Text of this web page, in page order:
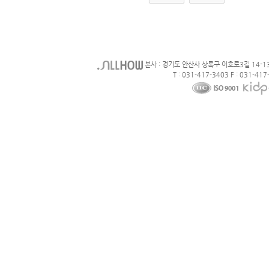
본사 : 경기도 안산사 상록구 이호로3길 14-
T : 031-417-3403 F : 031-